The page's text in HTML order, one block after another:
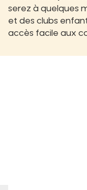
serez à quelques
et des clubs
accès facile aux